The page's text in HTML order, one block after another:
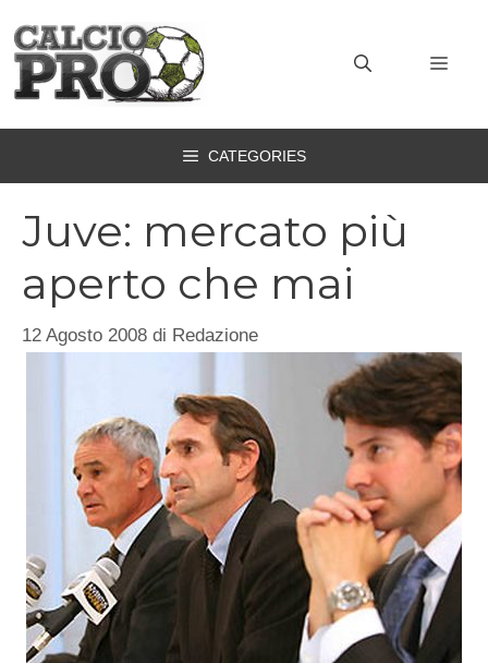
contenuto
CATEGORIES
Juve: mercato più
aperto che mai
12 Agosto 2008 di Redazione